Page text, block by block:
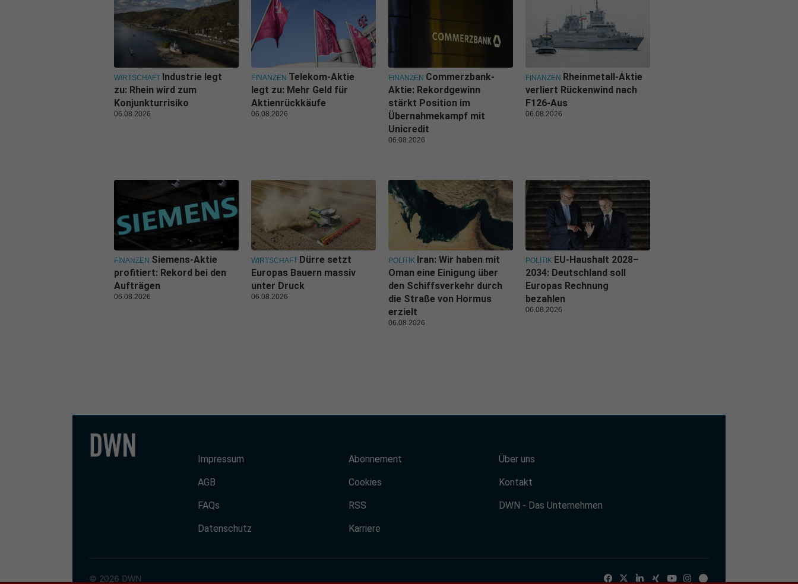
WIRTSCHAFT Industrie legt
zu: Rhein wird zum
Konjunkturrisiko
06.08.2026
FINANZEN Telekom-Aktie
legt zu: Mehr Geld für
Aktienrückkäufe
06.08.2026
FINANZEN Commerzbank-
Aktie: Rekordgewinn
stärkt Position im
Übernahmekampf mit
Unicredit
06.08.2026
FINANZEN Rheinmetall-Aktie
verliert Rückenwind nach
F126-Aus
06.08.2026
FINANZEN Siemens-Aktie
profitiert: Rekord bei den
Aufträgen
06.08.2026
WIRTSCHAFT Dürre setzt
Europas Bauern massiv
unter Druck
06.08.2026
POLITIK Iran: Wir haben mit
Oman eine Einigung über
den Schiffsverkehr durch
die Straße von Hormus
erzielt
06.08.2026
POLITIK EU-Haushalt 2028–
2034: Deutschland soll
Europas Rechnung
bezahlen
06.08.2026
Impressum
AGB
FAQs
Datenschutz
Abonnement
Cookies
RSS
Karriere
Über uns
Kontakt
DWN - Das Unternehmen
© 2026 DWN